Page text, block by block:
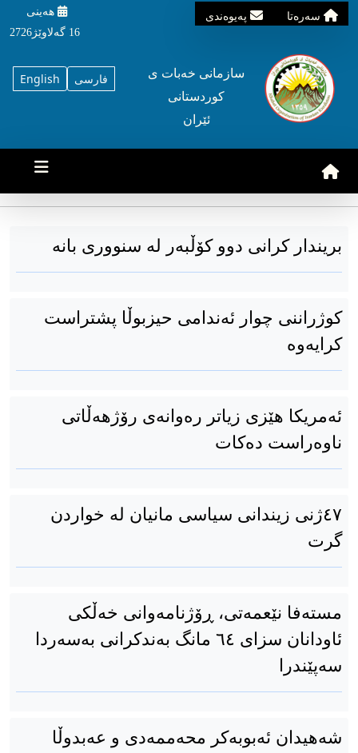
سه‌ره‌تا په‌یوه‌ندی
هه‌ینی
16 گه‌لاوێژ2726
English فارسی
سازمانی خه‌بات ی
کوردستانی
ئێران
بریندار کرانی دوو کۆڵبەر لە سنووری بانە
کوژراننی چوار ئەندامی حیزبوڵا پشتراست
کرایەوە
ئەمریکا هێزی زیاتر رەوانەی رۆژهەڵاتی
ناوەراست دەکات
٤٧ژنی زیندانی سیاسی مانیان لە خواردن
گرت
مستەفا نێعمەتی، ڕۆژنامەوانی خەڵکی
ئاودانان سزای ٦٤ مانگ بەندکرانی بەسەردا
سەپێندرا
شەهیدان ئەبوبەكر محەممەدی و عەبدوڵا